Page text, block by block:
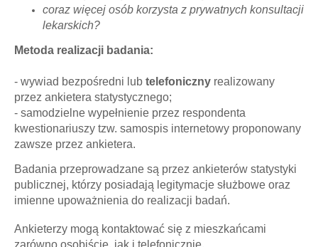
coraz więcej osób korzysta z prywatnych konsultacji
lekarskich?
Metoda realizacji badania:
- wywiad bezpośredni lub telefoniczny realizowany
przez ankietera statystycznego;
- samodzielne wypełnienie przez respondenta
kwestionariuszy tzw. samospis internetowy proponowany
zawsze przez ankietera.
Badania przeprowadzane są przez ankieterów statystyki
publicznej, którzy posiadają legitymacje służbowe oraz
imienne upoważnienia do realizacji badań.
Ankieterzy mogą kontaktować się z mieszkańcami
zarówno osobiście, jak i telefonicznie.